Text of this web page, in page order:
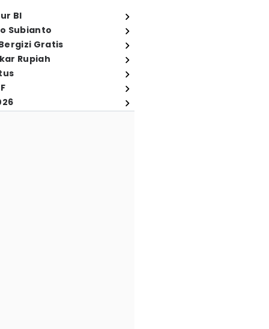
BI
Subianto
Gratis
Rupiah